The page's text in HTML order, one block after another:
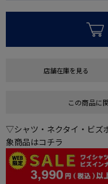
店舗在庫を見る
この商品に
▽シャツ・ネクタイ・ビズ
象商品はコチラ